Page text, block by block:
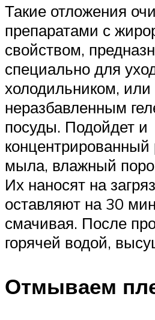
Такие отложения
препаратами с
свойством,
специально для
холодильником, или
неразбавленным
посуды. Подойдет и
концентрированный
мыла, влажный
Их наносят на
оставляют на 30
смачивая. После
горячей водой,
Отмываем